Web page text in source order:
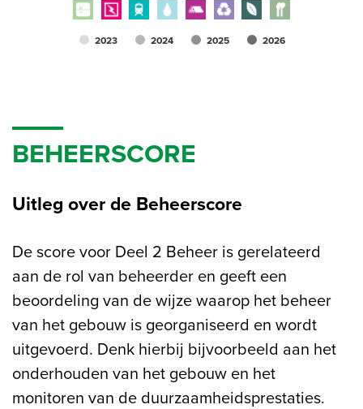
2023 2024 2025 2026
BEHEERSCORE
Uitleg over de Beheerscore
De score voor Deel 2 Beheer is gerelateerd
aan de rol van beheerder en geeft een
beoordeling van de wijze waarop het beheer
van het gebouw is georganiseerd en wordt
uitgevoerd. Denk hierbij bijvoorbeeld aan het
onderhouden van het gebouw en het
monitoren van de duurzaamheidsprestaties.